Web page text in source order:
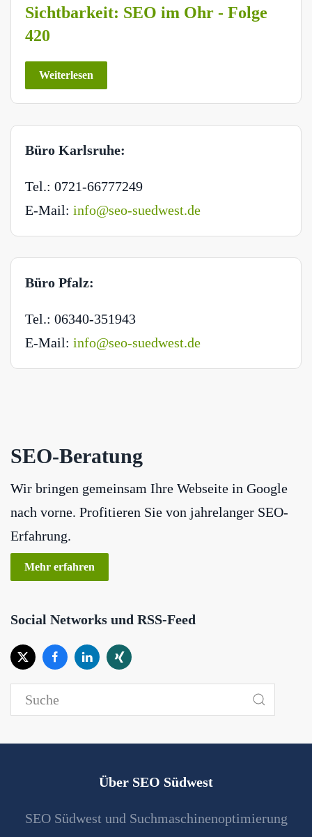
Sichtbarkeit: SEO im Ohr - Folge
420
Weiterlesen
Büro Karlsruhe:
Tel.: 0721-66777249
E-Mail: info@seo-suedwest.de
Büro Pfalz:
Tel.: 06340-351943
E-Mail: info@seo-suedwest.de
SEO-Beratung
Wir bringen gemeinsam Ihre Webseite in Google
nach vorne. Profitieren Sie von jahrelanger SEO-
Erfahrung.
Mehr erfahren
Social Networks und RSS-Feed
Über SEO Südwest
SEO Südwest und Suchmaschinenoptimierung